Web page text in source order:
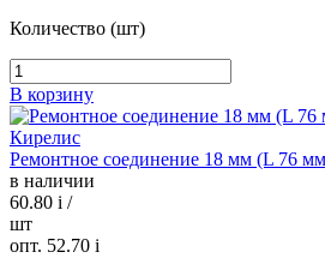
Количество (шт)
В корзину
Ремонтное соединение 18 мм (L 76
в наличии
60.80 i /
шт
опт. 52.70 i